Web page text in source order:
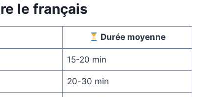
le français
Durée moyenne
15-20 min
20-30 min